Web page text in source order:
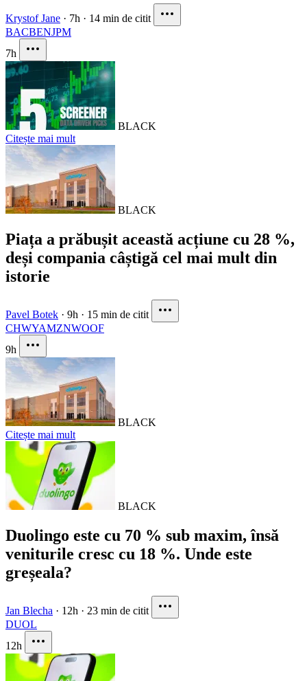
Krystof Jane · 7h · 14 min de citit
BACBENJPM
7h
BLACK
Citește mai mult
BLACK
Piața a prăbușit această acțiune cu 28 %,
deși compania câștigă cel mai mult din
istorie
Pavel Botek · 9h · 15 min de citit
CHWYAMZNWOOF
9h
BLACK
Citește mai mult
BLACK
Duolingo este cu 70 % sub maxim, însă
veniturile cresc cu 18 %. Unde este
greșeala?
Jan Blecha · 12h · 23 min de citit
DUOL
12h